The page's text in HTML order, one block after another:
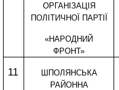
ОРГАНІЗАЦІЯ
ПОЛІТИЧНОЇ ПАРТІЇ
«НАРОДНИЙ
ФРОНТ»
11
ШПОЛЯНСЬКА
РАЙОННА